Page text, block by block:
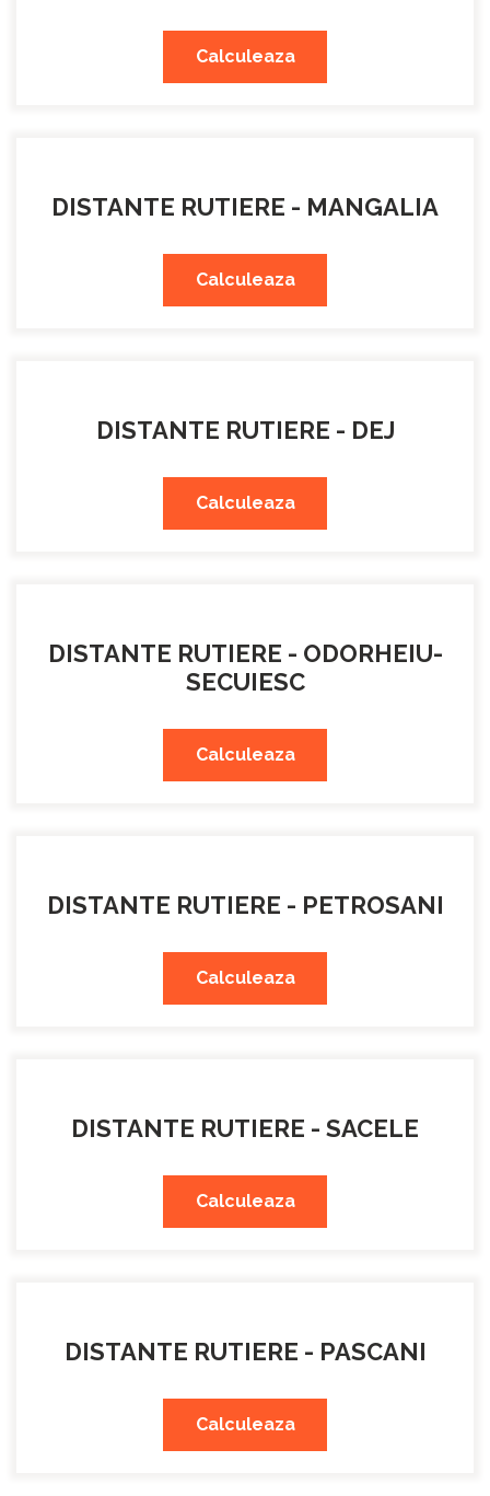
Calculeaza
DISTANTE RUTIERE - MANGALIA
Calculeaza
DISTANTE RUTIERE - DEJ
Calculeaza
DISTANTE RUTIERE - ODORHEIU-
SECUIESC
Calculeaza
DISTANTE RUTIERE - PETROSANI
Calculeaza
DISTANTE RUTIERE - SACELE
Calculeaza
DISTANTE RUTIERE - PASCANI
Calculeaza